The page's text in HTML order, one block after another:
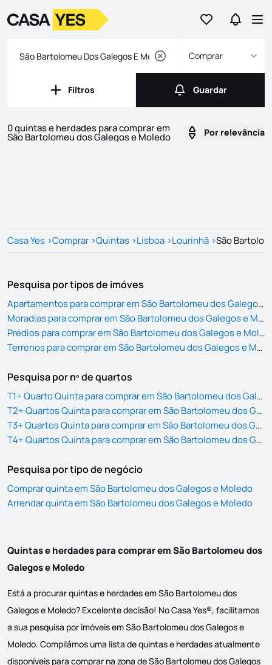
Ir para osIr para
LogoIr para a homepage
Comprar
Filtros
Filtros Guardar
Guardar
0 quintas e herdades para comprar em
São Bartolomeu dos Galegos e Moledo Por relevância
Casa Yes >Comprar >Quintas >Lisboa >Lourinhã >São
Pesquisa por tipos de imóves
Apartamentos para comprar em São Bartolomeu dos Galegos e Moledo
Moradias para comprar em São Bartolomeu dos Galegos e Moledo
Prédios para comprar em São Bartolomeu dos Galegos e Moledo
Terrenos para comprar em São Bartolomeu dos Galegos e Moledo
Pesquisa por nº de quartos
T1+ Quarto Quinta para comprar em São Bartolomeu dos Galegos e Moledo
T2+ Quartos Quinta para comprar em São Bartolomeu dos Galegos e Moledo
T3+ Quartos Quinta para comprar em São Bartolomeu dos Galegos e Moledo
T4+ Quartos Quinta para comprar em São Bartolomeu dos Galegos e Moledo
Pesquisa por tipo de negócio
Comprar quinta em São Bartolomeu dos Galegos e Moledo
Arrendar quinta em São Bartolomeu dos Galegos e Moledo
Quintas e herdades para comprar em São Bartolomeu dos
Galegos e Moledo
Está a procurar quintas e herdades em São Bartolomeu dos
Galegos e Moledo? Excelente decisão! No Casa Yes®, facilitamos
a sua pesquisa por imóveis em São Bartolomeu dos Galegos e
Moledo. Compilámos uma lista de quintas e herdades atualmente
disponíveis para comprar na zona de São Bartolomeu dos Galegos